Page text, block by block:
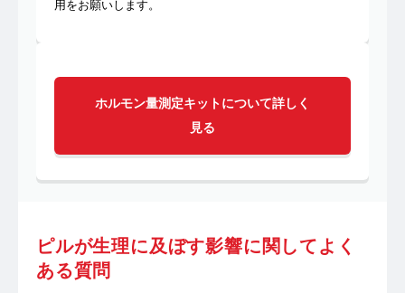
用をお願いします。
ホルモン量測定キットについて詳しく
見る
ピルが生理に及ぼす影響に関してよく
ある質問